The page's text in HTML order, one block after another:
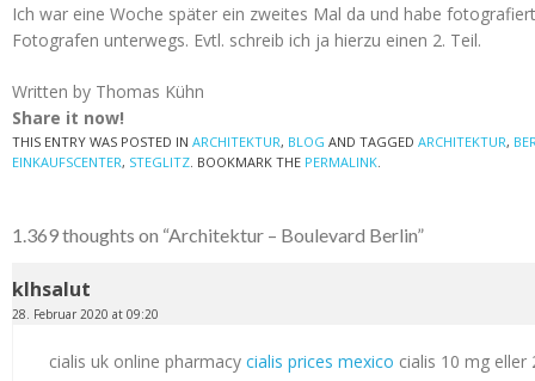
Ich war eine Woche später ein zweites Mal da und habe
Fotografen unterwegs. Evtl. schreib ich ja hierzu einen 2. Teil.
Written by Thomas Kühn
Share it now!
THIS ENTRY WAS POSTED IN ARCHITEKTUR, BLOG AND TAGGED ARCHITEKTUR,
EINKAUFSCENTER, STEGLITZ. BOOKMARK THE PERMALINK.
1.369 thoughts on “Architektur – Boulevard Berlin”
klhsalut
28. Februar 2020 at 09:20
cialis uk online pharmacy cialis prices mexico cialis 10 mg